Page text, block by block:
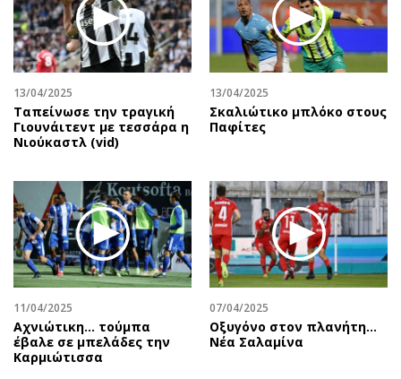
13/04/2025
Ταπείνωσε την τραγική
Γιουνάιτεντ με τεσσάρα η
Νιούκαστλ (vid)
13/04/2025
Σκαλιώτικο μπλόκο στους
Παφίτες
11/04/2025
Αχνιώτικη... τούμπα
έβαλε σε μπελάδες την
Καρμιώτισσα
07/04/2025
Oξυγόνο στον πλανήτη...
Νέα Σαλαμίνα